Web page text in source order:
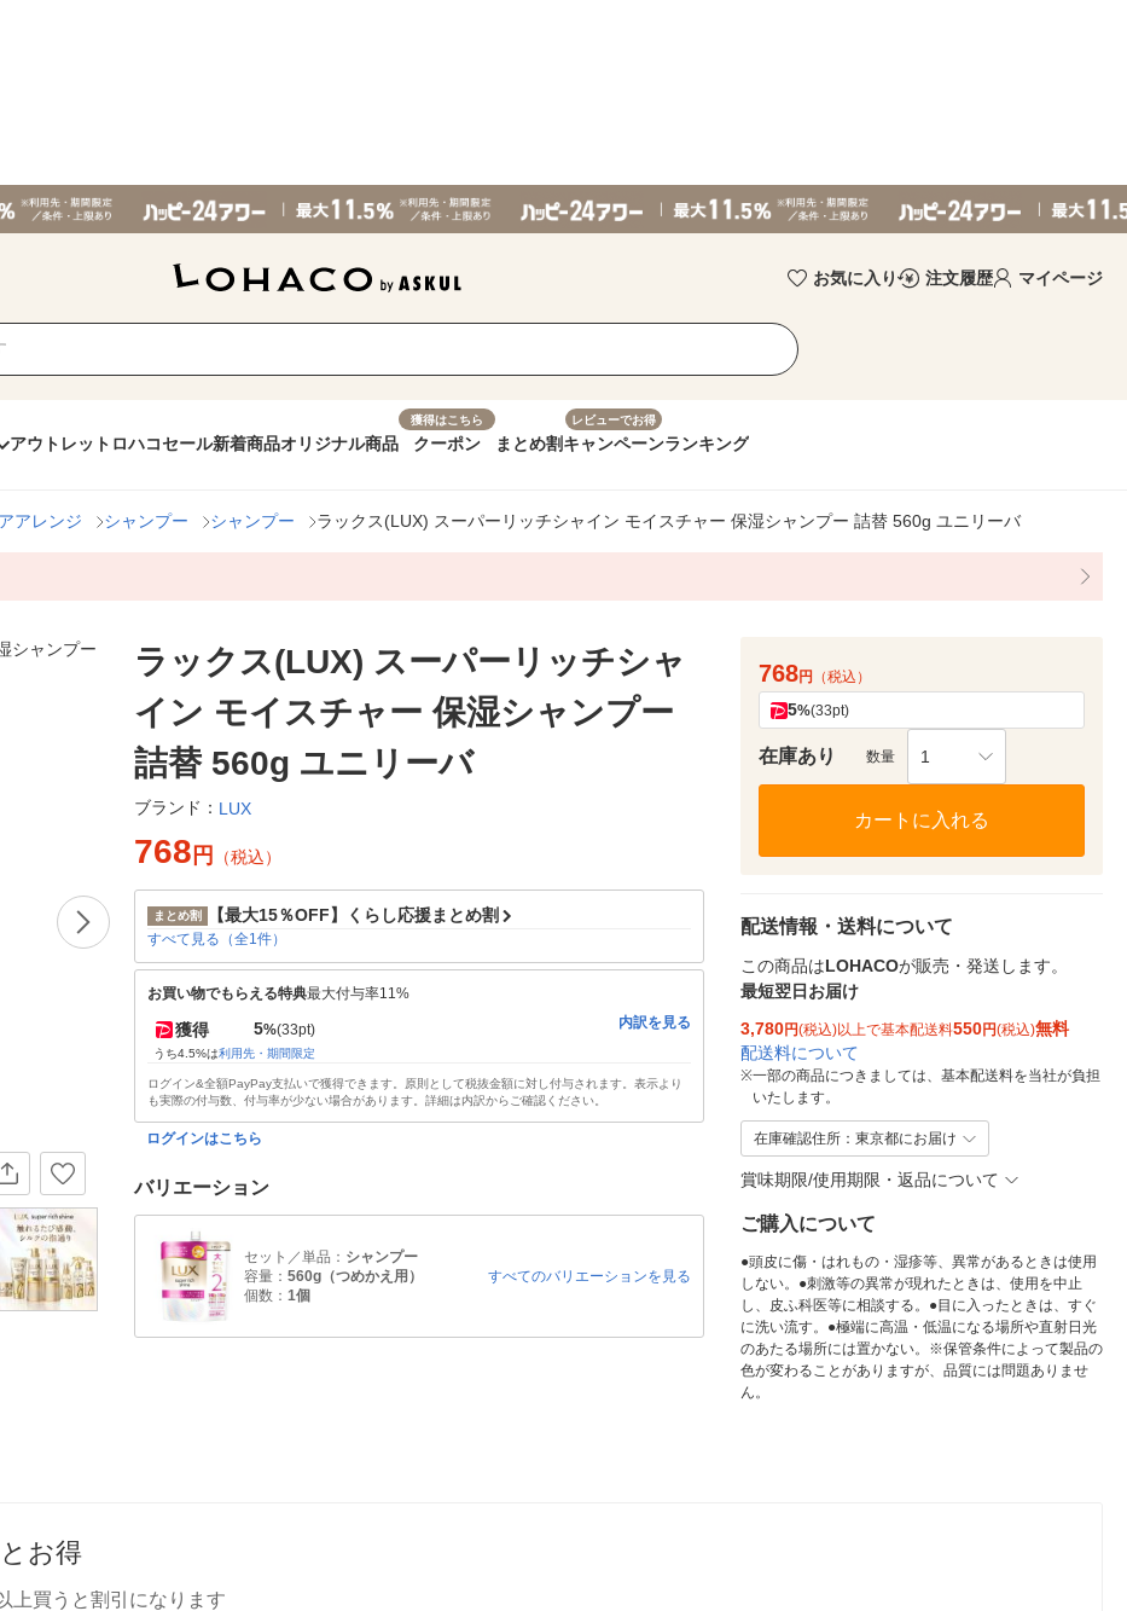
お気に入り 注文履歴 マイページ
アウトレット ロハコセール新着商品オリジナル商品
獲得はこちら
クーポン まとめ割
レビューでお得
キャンペーンランキング
アレンジ シャンプー シャンプー ラックス(LUX) スーパーリッチシャイン モイスチャー 保湿シャンプー 詰替 560g ユニリーバ
ラックス(LUX) スーパーリッチシャ
イン モイスチャー 保湿シャンプー
詰替 560g ユニリーバ
ブランド： LUX
768 円 （税込）
まとめ割 【最大15％OFF】くらし応援まとめ割
すべて見る（全1件）
お買い物でもらえる特典最大付与率11%
獲得 5%(33pt)
うち4.5%は利用先・期間限定
内訳を見る
ログイン&全額PayPay支払いで獲得できます。原則として税抜金額に対し付与されます。表示より
も実際の付与数、付与率が少ない場合があります。詳細は内訳からご確認ください。
ログインはこちら
バリエーション
セット／単品： シャンプー
容量： 560g（つめかえ用）
個数： 1個
すべてのバリエーションを見る
768円 （税込）
5%(33pt)
在庫あり 数量 1
カートに入れる
配送情報・送料について
この商品はLOHACOが販売・発送します。
最短翌日お届け
3,780円(税込)以上で基本配送料550円(税込)無料
配送料について
※一部の商品につきましては、基本配送料を当社が負担
いたします。
在庫確認住所：東京都にお届け
賞味期限/使用期限・返品について
ご購入について
●頭皮に傷・はれもの・湿疹等、異常があるときは使用
しない。●刺激等の異常が現れたときは、使用を中止
し、皮ふ科医等に相談する。●目に入ったときは、すぐ
に洗い流す。●極端に高温・低温になる場所や直射日光
のあたる場所には置かない。※保管条件によって製品の
色が変わることがありますが、品質には問題ありませ
ん。
お得
上買うと割引になります